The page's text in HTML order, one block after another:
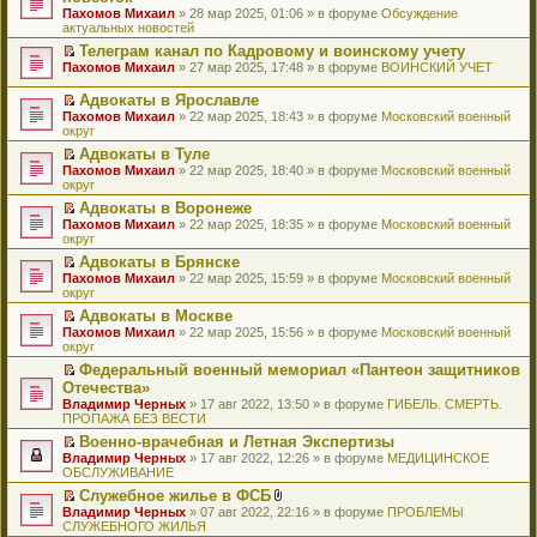
ю
щ
е
н
и
ю
о
о
б
щ
е
н
и
ю
о
м
у
с
о
б
щ
е
н
и
ю
а
н
н
м
у
с
о
о
б
щ
е
н
и
ю
о
ч
и
а
н
н
о
м
у
с
о
о
б
щ
е
н
и
ю
н
е
п
о
и
т
а
н
н
о
м
у
с
о
о
б
щ
е
н
и
ю
в
о
м
у
н
п
р
о
ч
и
т
а
н
н
о
м
у
с
о
о
б
щ
е
н
и
ю
п
е
р
о
м
у
н
е
п
р
о
ч
и
т
а
н
н
о
м
у
с
о
о
б
щ
е
н
и
ю
е
р
е
й
т
к
п
е
р
в
о
м
у
н
е
п
р
о
ч
и
т
а
н
н
о
м
у
с
о
о
б
щ
е
н
и
ю
Пахомов Михаил » 28 мар 2025, 01:06 » в форуме Обсуждение
актуальных новостей
П
р
е
й
т
и
к
п
е
р
в
о
м
у
н
е
п
р
о
ч
и
а
н
н
о
м
у
с
о
о
б
Телеграм канал по Кадровому и воинскому учету
Пахомов Михаил » 27 мар 2025, 17:48 » в форуме ВОИНСКИЙ УЧЕТ
П
е
р
е
й
т
и
к
п
е
р
в
о
м
у
н
е
п
р
о
ч
и
т
а
н
н
о
м
у
с
Адвокаты в Ярославле
Пахомов Михаил » 22 мар 2025, 18:43 » в форуме Московский военный
округ
П
е
р
е
й
т
и
к
п
е
р
в
о
м
у
н
е
п
р
о
ч
и
т
а
н
н
Адвокаты в Туле
Пахомов Михаил » 22 мар 2025, 18:40 » в форуме Московский военный
округ
П
е
р
е
й
т
и
к
п
е
р
в
о
м
у
н
е
п
р
о
ч
и
Адвокаты в Воронеже
Пахомов Михаил » 22 мар 2025, 18:35 » в форуме Московский военный
округ
П
е
р
е
й
т
и
к
п
е
р
в
о
м
у
н
е
п
р
Адвокаты в Брянске
Пахомов Михаил » 22 мар 2025, 15:59 » в форуме Московский военный
округ
П
е
р
е
й
т
и
к
п
е
р
в
о
м
у
Адвокаты в Москве
Пахомов Михаил » 22 мар 2025, 15:56 » в форуме Московский военный
округ
П
е
р
е
й
т
и
к
п
е
р
Федеральный военный мемориал «Пантеон защитников
Отечества»
Владимир Черных » 17 авг 2022, 13:50 » в форуме ГИБЕЛЬ. СМЕРТЬ.
ПРОПАЖА БЕЗ ВЕСТИ
П
е
р
е
й
т
Военно-врачебная и Летная Экспертизы
Владимир Черных » 17 авг 2022, 12:26 » в форуме МЕДИЦИНСКОЕ
ОБСЛУЖИВАНИЕ
П
е
Служебное жилье в ФСБ
В
Владимир Черных » 07 авг 2022, 22:16 » в форуме ПРОБЛЕМЫ
СЛУЖЕБНОГО ЖИЛЬЯ